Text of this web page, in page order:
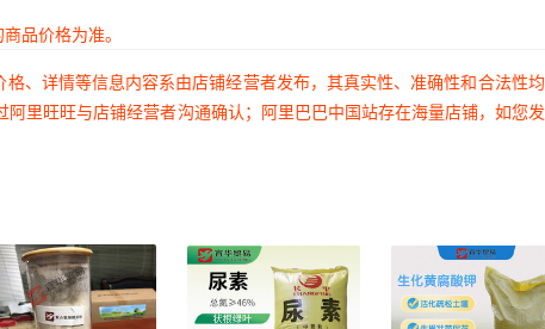
品价格为准。
、详情等信息内容系由店铺经营者发布，其真实性、准确性和合法性
里旺旺与店铺经营者沟通确认；阿里巴巴中国站存在海量店铺，如您